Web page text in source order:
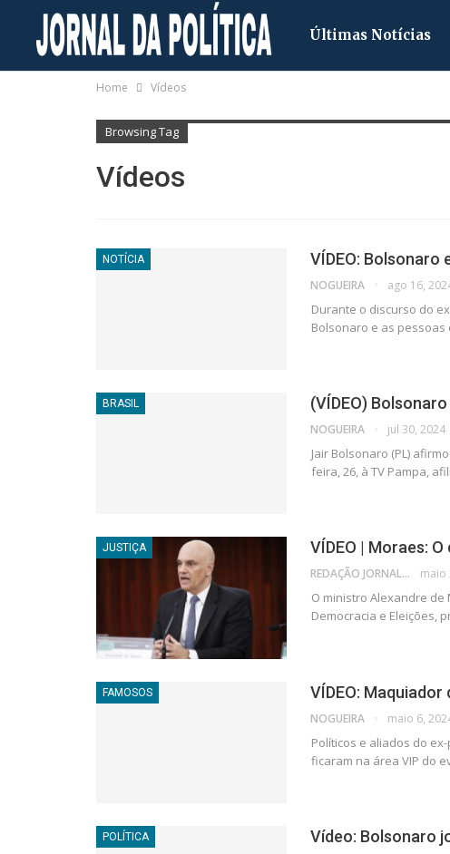
Últimas Notícias
Home Vídeos
Browsing Tag
Vídeos
NOTÍCIA VÍDEO: Bolsonaro
NOGUEIRA ago 16,
Durante o discurso do
Bolsonaro e as
BRASIL (VÍDEO)
NOGUEIRA jul 30, 2024
Jair Bolsonaro (PL)
feira, 26, à TV Pampa,
JUSTIÇA VÍDEO | Moraes:
REDAÇÃO JORNAL DA POLÍTICA maio
O ministro Alexandre
Democracia e Eleições,
FAMOSOS VÍDEO:
NOGUEIRA maio 6,
Políticos e aliados do
ficaram na área VIP do
POLÍTICA Vídeo: Bolsonaro